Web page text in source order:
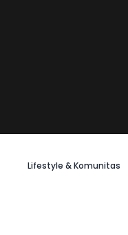
Lifestyle & Komunitas